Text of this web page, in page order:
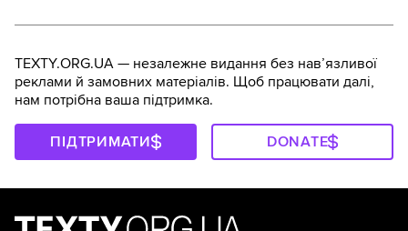
TEXTY.ORG.UA — незалежне видання без навʼязливої
реклами й замовних матеріалів. Щоб працювати далі,
нам потрібна ваша підтримка.
ПІДТРИМАТИ DONATE